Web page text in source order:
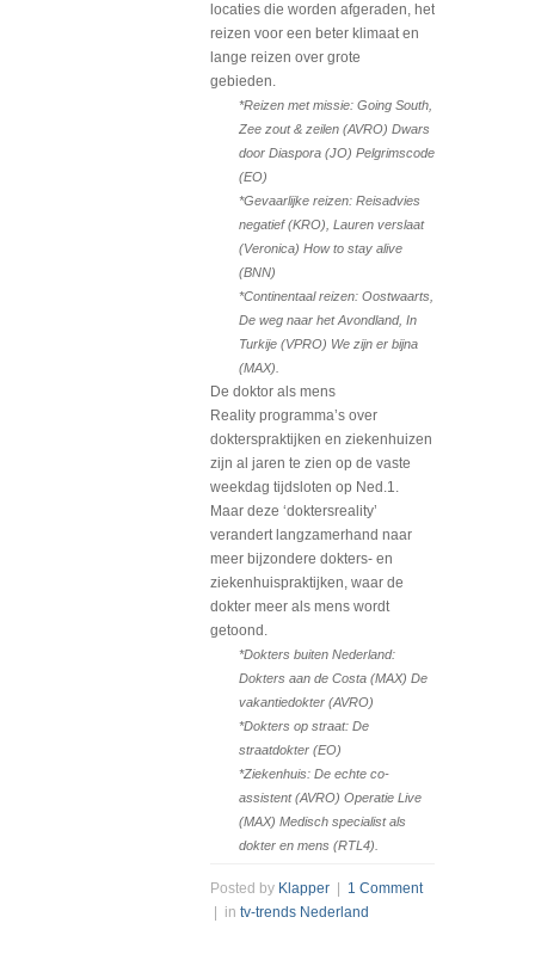
locaties die worden afgeraden, het
reizen voor een beter klimaat en
lange reizen over grote
gebieden.
*Reizen met missie: Going South,
Zee zout & zeilen (AVRO) Dwars
door Diaspora (JO) Pelgrimscode
(EO)
*Gevaarlijke reizen: Reisadvies
negatief (KRO), Lauren verslaat
(Veronica) How to stay alive
(BNN)
*Continentaal reizen: Oostwaarts,
De weg naar het Avondland, In
Turkije (VPRO) We zijn er bijna
(MAX).
De doktor als mens
Reality programma’s over
dokterspraktijken en ziekenhuizen
zijn al jaren te zien op de vaste
weekdag tijdsloten op Ned.1.
Maar deze ‘doktersreality’
verandert langzamerhand naar
meer bijzondere dokters- en
ziekenhuispraktijken, waar de
dokter meer als mens wordt
getoond.
*Dokters buiten Nederland:
Dokters aan de Costa (MAX) De
vakantiedokter (AVRO)
*Dokters op straat: De
straatdokter (EO)
*Ziekenhuis: De echte co-
assistent (AVRO) Operatie Live
(MAX) Medisch specialist als
dokter en mens (RTL4).
Posted by Klapper
1 Comment
| in tv-trends Nederland